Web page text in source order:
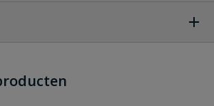
beoordeling